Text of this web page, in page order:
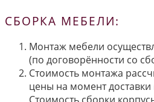
СБОРКА МЕБЕЛИ:
Монтаж мебели
(по договорённости со
Стоимость монтажа
цены на момент